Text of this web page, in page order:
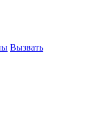
Вызвать